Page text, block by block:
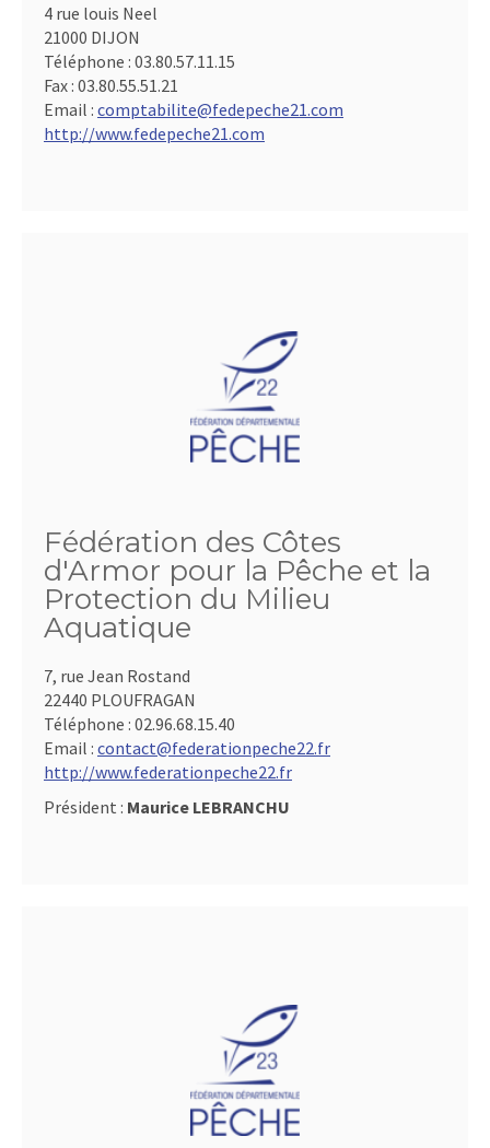
4 rue louis Neel
21000 DIJON
Téléphone : 03.80.57.11.15
Fax : 03.80.55.51.21
Email : comptabilite@fedepeche21.com
http://www.fedepeche21.com
Fédération des Côtes
d'Armor pour la Pêche et la
Protection du Milieu
Aquatique
7, rue Jean Rostand
22440 PLOUFRAGAN
Téléphone : 02.96.68.15.40
Email : contact@federationpeche22.fr
http://www.federationpeche22.fr
Président : Maurice LEBRANCHU